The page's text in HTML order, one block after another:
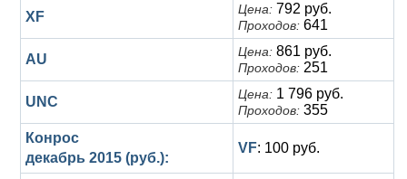
XF Цена: 792 руб.
Проходов: 641
AU Цена: 861 руб.
Проходов: 251
UNC Цена: 1 796 руб.
Проходов: 355
Конрос
декабрь 2015 (руб.):
VF: 100 руб.